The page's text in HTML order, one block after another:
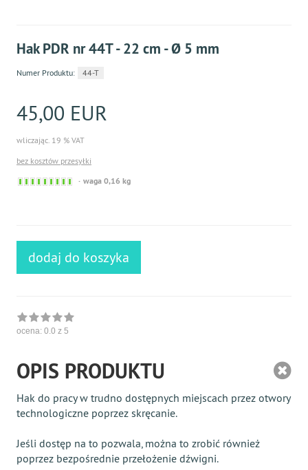
Hak PDR nr 44T - 22 cm - Ø 5 mm
Numer Produktu: 44-T
45,00 EUR
wliczając. 19 % VAT
bez kosztów przesyłki
Sofort
waga 0,16 kg
dodaj do koszyka
ocena: 0.0 z 5
OPIS PRODUKTU
Hak do pracy w trudno dostępnych miejscach przez otwory
technologiczne poprzez skręcanie.
Jeśli dostęp na to pozwala, można to zrobić również
poprzez bezpośrednie przełożenie dźwigni.